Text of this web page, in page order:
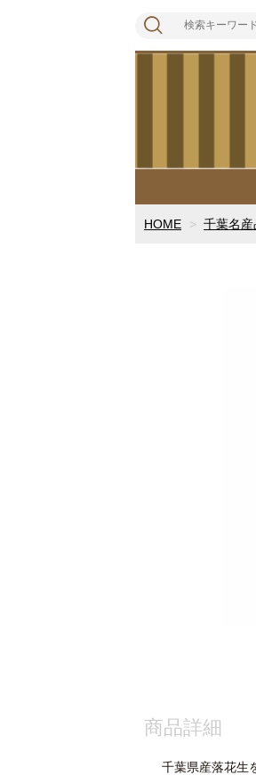
HOME 千葉名産
商品詳細
千葉県産落花生